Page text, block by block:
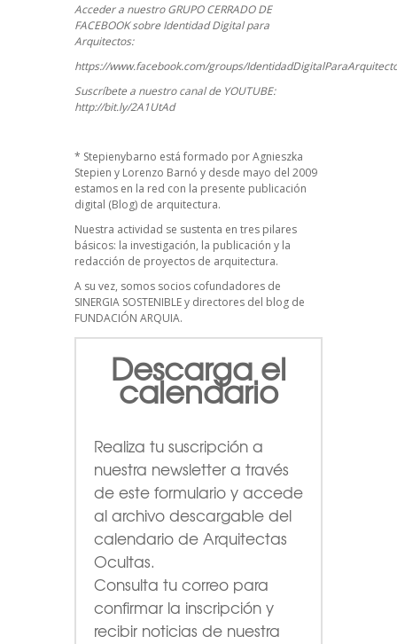
Acceder a nuestro GRUPO CERRADO DE
FACEBOOK sobre Identidad Digital para
Arquitectos:
https://www.facebook.com/groups/
Suscríbete a nuestro canal de YOUTUBE:
http://bit.ly/2A1UtAd
* Stepienybarno está formado por Agnieszka
Stepien y Lorenzo Barnó y desde mayo del 2009
estamos en la red con la presente publicación
digital (Blog) de arquitectura.
Nuestra actividad se sustenta en tres pilares
básicos: la investigación, la publicación y la
redacción de proyectos de arquitectura.
A su vez, somos socios cofundadores de
SINERGIA SOSTENIBLEy directores del blog de
FUNDACIÓN ARQUIA.
Descarga el
calendario
Realiza tu suscripción a
nuestra newsletter a través
de este formulario y accede
al archivo descargable del
calendario de Arquitectas
Ocultas.
Consulta tu correo para
confirmar la inscripción y
recibir noticias de nuestra